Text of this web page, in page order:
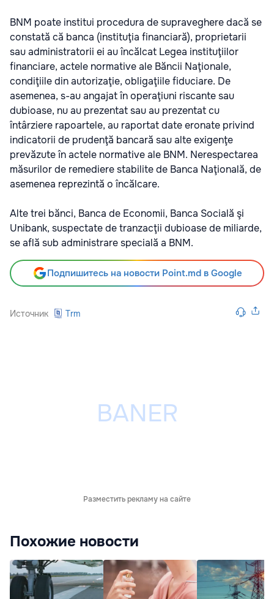
BNM poate institui procedura de supraveghere dacă se
constată că banca (instituţia financiară), proprietarii
sau administratorii ei au încălcat Legea instituţiilor
financiare, actele normative ale Băncii Naţionale,
condiţiile din autorizaţie, obligaţiile fiduciare. De
asemenea, s-au angajat în operaţiuni riscante sau
dubioase, nu au prezentat sau au prezentat cu
întârziere rapoartele, au raportat date eronate privind
indicatorii de prudenţă bancară sau alte exigenţe
prevăzute în actele normative ale BNM. Nerespectarea
măsurilor de remediere stabilite de Banca Naţională, de
asemenea reprezintă o încălcare.
Alte trei bănci, Banca de Economii, Banca Socială şi
Unibank, suspectate de tranzacţii dubioase de miliarde,
se află sub administrare specială a BNM.
Подпишитесь на новости Point.md в Google
Источник Trm
Разместить рекламу на сайте
Похожие новости